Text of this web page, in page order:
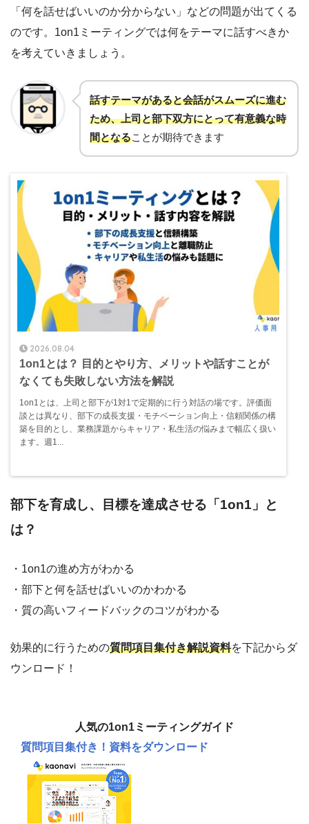
「何を話せばいいのか分からない」などの問題が出てくる
のです。1on1ミーティングでは何をテーマに話すべきか
を考えていきましょう。
話すテーマがあると会話がスムーズに進む
ため、上司と部下双方にとって有意義な時
間となることが期待できます
2026.08.04
1on1とは？ 目的とやり方、メリットや話すことが
なくても失敗しない方法を解説
1on1とは、上司と部下が1対1で定期的に行う対話の場です。評価面
談とは異なり、部下の成長支援・モチベーション向上・信頼関係の構
築を目的とし、業務課題からキャリア・私生活の悩みまで幅広く扱い
ます。週1...
部下を育成し、目標を達成させる「1on1」と
は？
・1on1の進め方がわかる
・部下と何を話せばいいのかわかる
・質の高いフィードバックのコツがわかる
効果的に行うための質問項目集付き解説資料を下記からダ
ウンロード！
人気の1on1ミーティングガイド
質問項目集付き！ 資料をダウンロード